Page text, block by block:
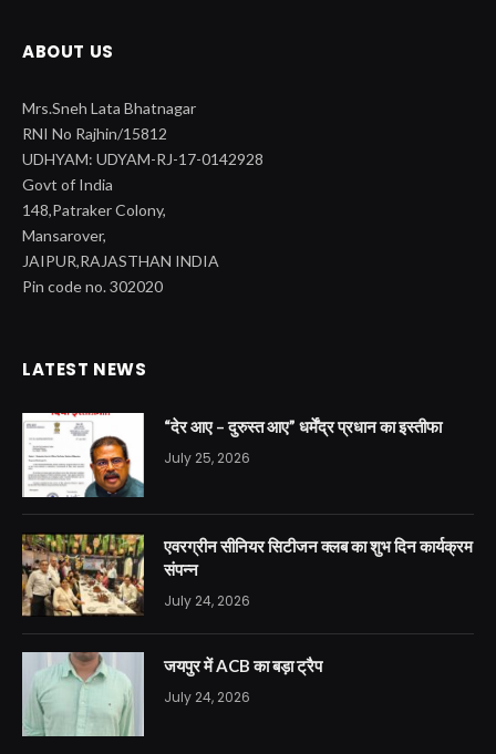
ABOUT US
Mrs.Sneh Lata Bhatnagar
RNI No Rajhin/15812
UDHYAM: UDYAM-RJ-17-0142928
Govt of India
148,Patraker Colony,
Mansarover,
JAIPUR,RAJASTHAN INDIA
Pin code no. 302020
LATEST NEWS
“देर आए – दुरुस्त आए” धर्मेंद्र प्रधान का इस्तीफा
July 25, 2026
एवरग्रीन सीनियर सिटीजन क्लब का शुभ दिन कार्यक्रम
संपन्न
July 24, 2026
जयपुर में ACB का बड़ा ट्रैप
July 24, 2026